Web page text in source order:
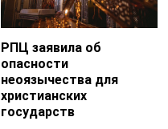
РПЦ заявила об
опасности
неоязычества для
христианских
государств